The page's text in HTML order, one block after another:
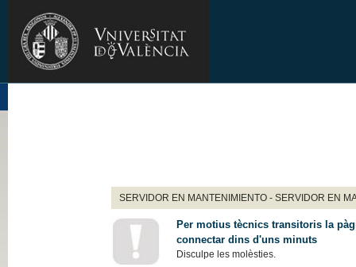
SERVIDOR EN MANTENIMIENTO - SERVIDOR EN
Per motius tècnics transitoris la
connectar dins d'uns minuts
Disculpe les molèsties.